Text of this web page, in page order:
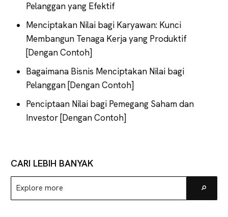
Pelanggan yang Efektif
Menciptakan Nilai bagi Karyawan: Kunci
Membangun Tenaga Kerja yang Produktif
[Dengan Contoh]
Bagaimana Bisnis Menciptakan Nilai bagi
Pelanggan [Dengan Contoh]
Penciptaan Nilai bagi Pemegang Saham dan
Investor [Dengan Contoh]
CARI LEBIH BANYAK
Explore
more